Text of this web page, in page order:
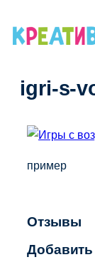
igri-s-
пример
Отзывы